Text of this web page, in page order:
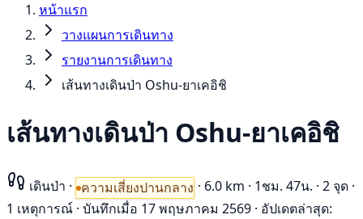
หน้าแรก
วางแผนการเดินทาง
รายงานการเดินทาง
เส้นทางเดินป่า Oshu-ยาเคอิชิ
เส้นทางเดินป่า Oshu-ยาเคอิชิ
เดินป่า · ความเสี่ยงปานกลาง · 6.0 km · 1ชม. 47น. · 2 จุด ·
1 เหตุการณ์ · บันทึกเมื่อ 17 พฤษภาคม 2569 · อัปเดตล่าสุด: